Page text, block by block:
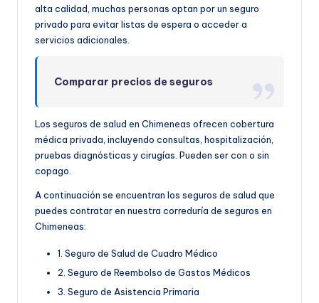
alta calidad, muchas personas optan por un seguro
privado para evitar listas de espera o acceder a
servicios adicionales.
Comparar precios de seguros
Los seguros de salud en Chimeneas ofrecen cobertura
médica privada, incluyendo consultas, hospitalización,
pruebas diagnósticas y cirugías. Pueden ser con o sin
copago.
A continuación se encuentran los seguros de salud que
puedes contratar en nuestra correduría de seguros en
Chimeneas:
1. Seguro de Salud de Cuadro Médico
2. Seguro de Reembolso de Gastos Médicos
3. Seguro de Asistencia Primaria